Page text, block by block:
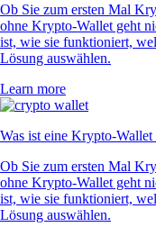
Ob Sie zum ersten Mal
ohne Krypto-Wallet geht
ist, wie sie funktioniert,
Lösung auswählen.
Learn more
Was ist eine Krypto-
Ob Sie zum ersten Mal
ohne Krypto-Wallet geht
ist, wie sie funktioniert,
Lösung auswählen.